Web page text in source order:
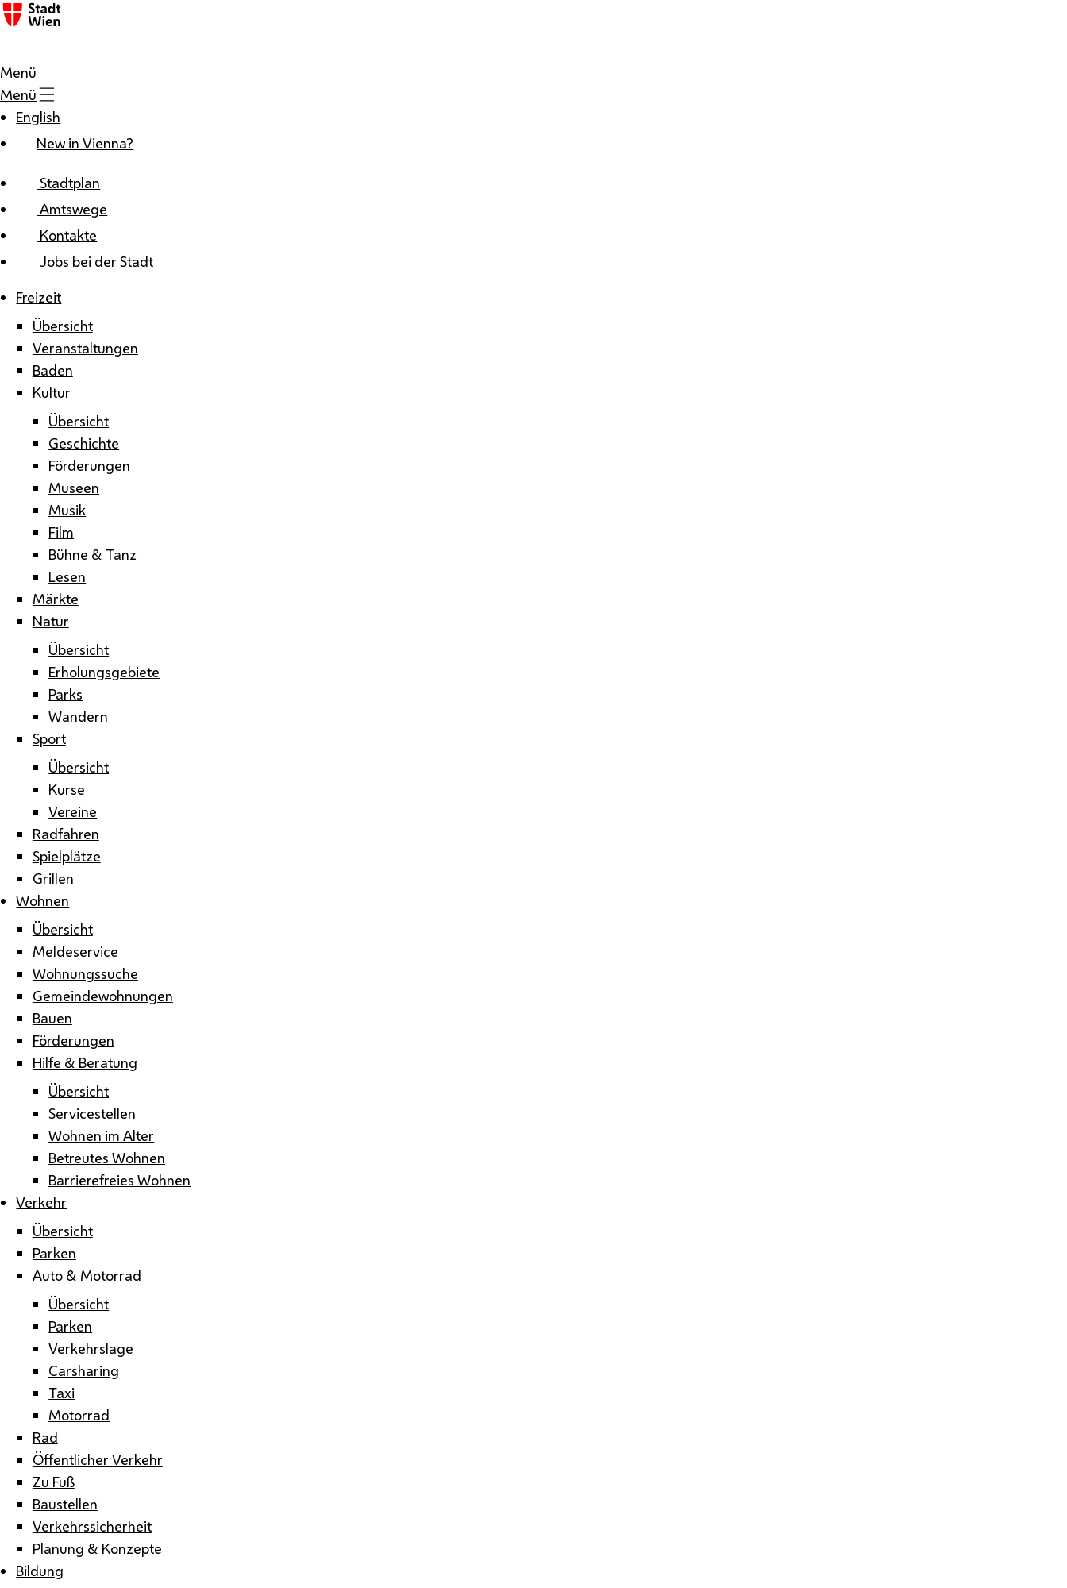
Zum Inhalt
Menü
Menü
English
New in Vienna?
Stadtplan
Amtswege
Kontakte
Jobs bei der Stadt
Freizeit
Übersicht
Veranstaltungen
Baden
Kultur
Übersicht
Geschichte
Förderungen
Museen
Musik
Film
Bühne & Tanz
Lesen
Märkte
Natur
Übersicht
Erholungsgebiete
Parks
Wandern
Sport
Übersicht
Kurse
Vereine
Radfahren
Spielplätze
Grillen
Wohnen
Übersicht
Meldeservice
Wohnungssuche
Gemeindewohnungen
Bauen
Förderungen
Hilfe & Beratung
Übersicht
Servicestellen
Wohnen im Alter
Betreutes Wohnen
Barrierefreies Wohnen
Verkehr
Übersicht
Parken
Auto & Motorrad
Übersicht
Parken
Verkehrslage
Carsharing
Taxi
Motorrad
Rad
Öffentlicher Verkehr
Zu Fuß
Baustellen
Verkehrssicherheit
Planung & Konzepte
Bildung